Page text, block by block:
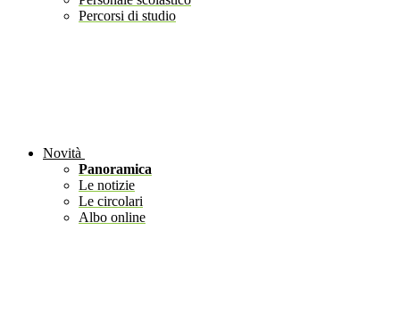
Percorsi di studio
Novità
Panoramica
Le notizie
Le circolari
Albo online